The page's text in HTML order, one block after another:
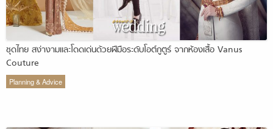
ชุดไทย สง่างามและโดดเด่นด้วยฝีมือระดับโอต์กูตูร์ จากห้องเสื้อ Vanus
Couture
Planning & Advice